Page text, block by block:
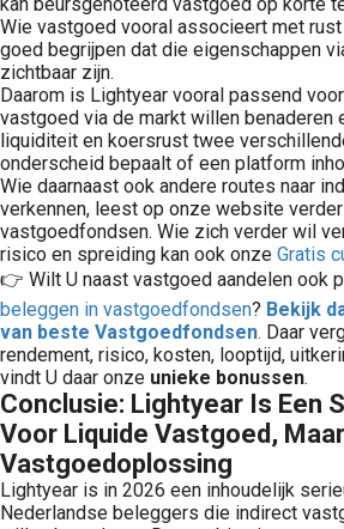
Wie vastgoed vooral associeert met
goed begrijpen dat die eigenschappen
zichtbaar zijn.
Daarom is Lightyear vooral passend
vastgoed via de markt willen benaderen
liquiditeit en koersrust twee
onderscheid bepaalt of een platform
Wie daarnaast ook andere routes naar
verkennen, leest op onze website
vastgoedfondsen. Wie zich verder wil
risico en spreiding kan ook onze Gratis
👉 Wilt U naast vastgoed aandelen ook
beleggen in vastgoedfondsen? Bekijk
van beste Vastgoedfondsen. Daar
rendement, risico, kosten, looptijd,
vindt U daar onze unieke bonussen.
Conclusie: Lightyear Is Een
Voor Liquide Vastgoed,
Vastgoedoplossing
Lightyear is in 2026 een inhoudelijk
Nederlandse beleggers die indirect